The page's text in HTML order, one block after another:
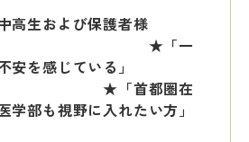
中高生および保護者様
「一
不安を感じている」
★「首都圏在
学部も視野に入れたい方」